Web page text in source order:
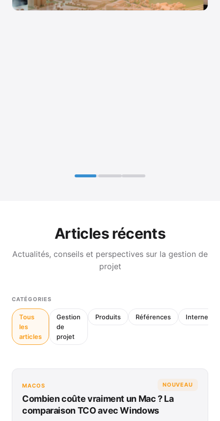
Articles récents
Actualités, conseils et perspectives sur la gestion de
projet
CATÉGORIES
Tous
les
articles
Gestion
de
projet
Produits Références Interne
NOUVEAU
MACOS
Combien coûte vraiment un Mac ? La
comparaison TCO avec Windows